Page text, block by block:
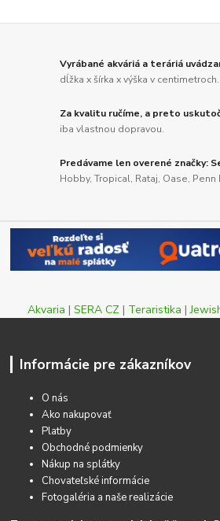
Vyrábané akváriá a teráriá
dĺžka x šírka x výška v centimetroch.
Za kvalitu ručíme, a preto
iba vlastnou dopravou.
Predávame len overené značky:
Hobby, Tropical, Rataj, Oase, Penn
Akvaria | SERA CZ | Teraristika |
Informácie pre zákazníkov
O nás
Ako nakupovať
Platby
Obchodné podmienky
Nákup na splátky
Chovateľské informácie
Fotogaléria a naše realizácie